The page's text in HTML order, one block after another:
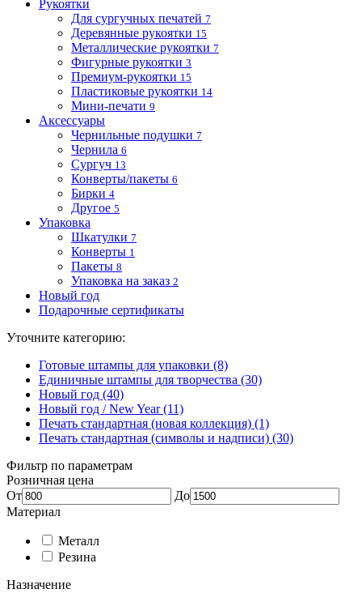
Рукоятки
Для сургучных печатей 7
Деревянные рукоятки 15
Металлические рукоятки 7
Фигурные рукоятки 3
Премиум-рукоятки 15
Пластиковые рукоятки 14
Мини-печати 9
Аксессуары
Чернильные подушки 7
Чернила 6
Сургуч 13
Конверты/пакеты 6
Бирки 4
Другое 5
Упаковка
Шкатулки 7
Конверты 1
Пакеты 8
Упаковка на заказ 2
Новый год
Подарочные сертификаты
Уточните категорию:
Готовые штампы для упаковки (8)
Единичные штампы для творчества (30)
Новый год (40)
Новый год / New Year (11)
Печать стандартная (новая коллекция) (1)
Печать стандартная (символы и надписи) (30)
Фильтр по параметрам
Розничная цена
От
До
Материал
Металл
Резина
Назначение